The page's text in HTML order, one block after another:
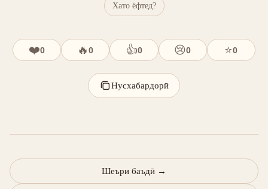
Хато ёфтед?
❤️0 🔥0 👍0 😢0 ⭐0
Нусхабардорӣ
Шеъри баъдӣ →